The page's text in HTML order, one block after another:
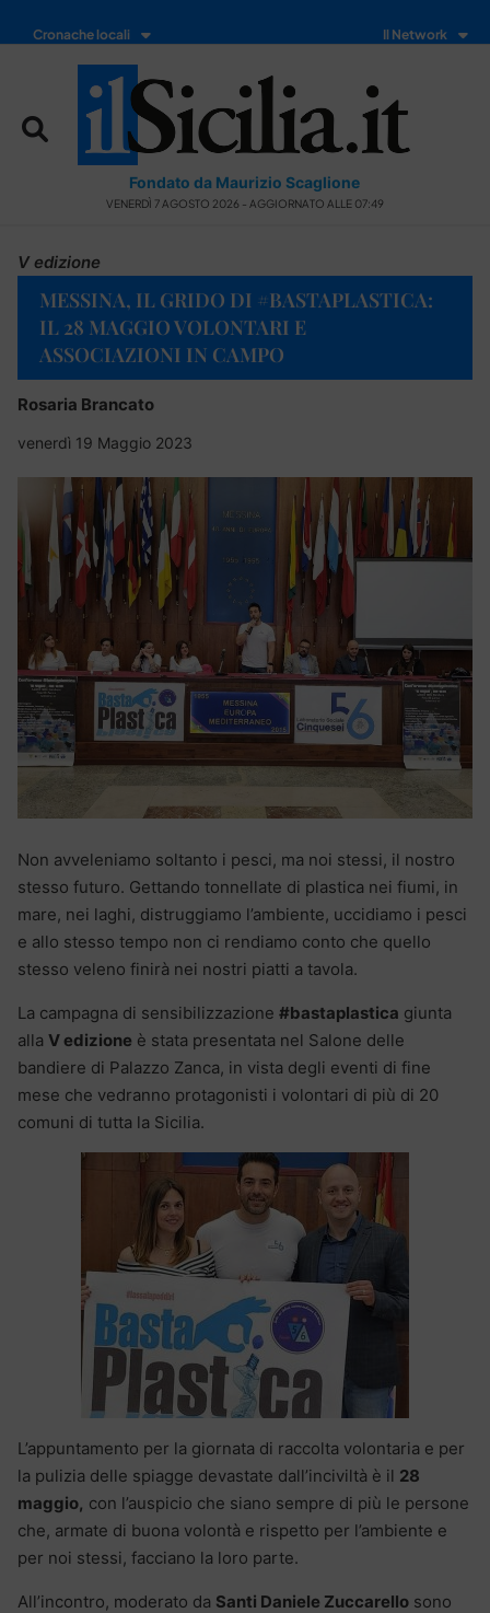
Cronache locali Il Network
Fondato da Maurizio Scaglione
VENERDÌ 7 AGOSTO 2026 - AGGIORNATO ALLE 07:49
V edizione
MESSINA, IL GRIDO DI #BASTAPLASTICA:
IL 28 MAGGIO VOLONTARI E
ASSOCIAZIONI IN CAMPO
Rosaria Brancato
venerdì 19 Maggio 2023
Non avveleniamo soltanto i pesci, ma noi stessi, il nostro
stesso futuro. Gettando tonnellate di plastica nei fiumi, in
mare, nei laghi, distruggiamo l’ambiente, uccidiamo i pesci
e allo stesso tempo non ci rendiamo conto che quello
stesso veleno finirà nei nostri piatti a tavola.
La campagna di sensibilizzazione #bastaplastica giunta
alla V edizione è stata presentata nel Salone delle
bandiere di Palazzo Zanca, in vista degli eventi di fine
mese che vedranno protagonisti i volontari di più di 20
comuni di tutta la Sicilia.
L’appuntamento per la giornata di raccolta volontaria e per
la pulizia delle spiagge devastate dall’inciviltà è il 28
maggio, con l’auspicio che siano sempre di più le persone
che, armate di buona volontà e rispetto per l’ambiente e
per noi stessi, facciano la loro parte.
All’incontro, moderato da Santi Daniele Zuccarello sono